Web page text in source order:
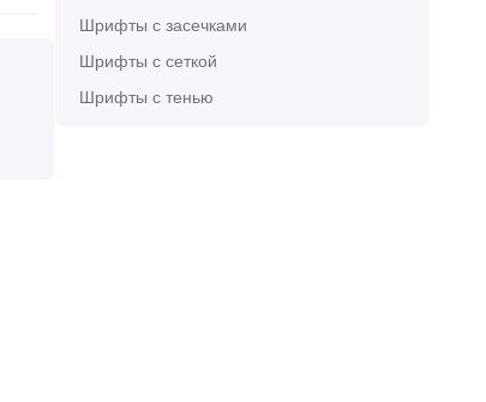
Шрифты с засечками
Шрифты с сеткой
Шрифты с тенью